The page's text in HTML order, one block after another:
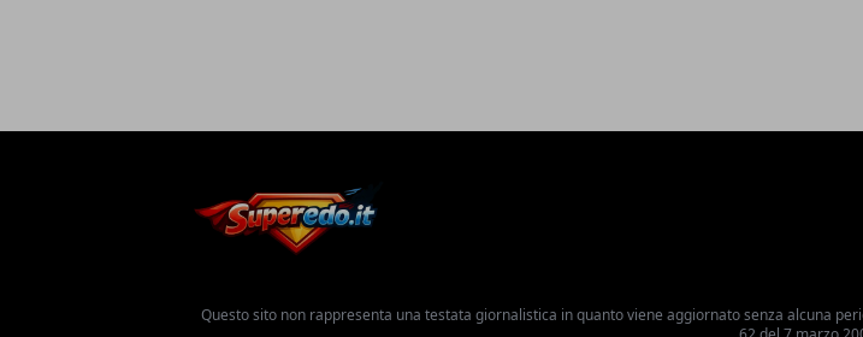
Questo sito non rappresenta una testata giornalistica in quanto viene aggiornato senza alcuna